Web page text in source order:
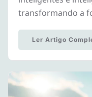
transformando a
Ler Artigo